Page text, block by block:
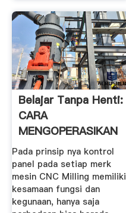
Belajar Tanpa Henti:
CARA
MENGOPERASIKAN
MESIN CNC
MILLING
Pada prinsip nya kontrol
panel pada setiap merk
mesin CNC Milling memiliki
kesamaan fungsi dan
kegunaan, hanya saja